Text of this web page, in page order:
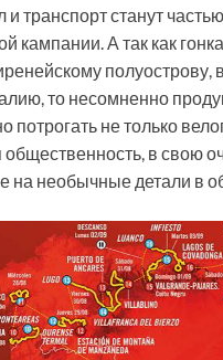
и транспорт станут
кампании. А так как
то несомненно
потрогать не только
в свою
на необычные детали в